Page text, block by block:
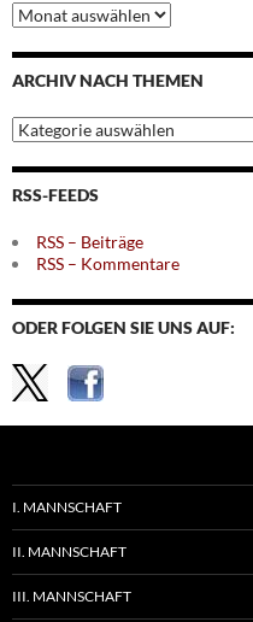
Archiv
nach
Monaten
ARCHIV NACH THEMEN
Archiv
nach
Themen
RSS-FEEDS
RSS – Beiträge
RSS – Kommentare
ODER FOLGEN SIE UNS AUF:
I. MANNSCHAFT
II. MANNSCHAFT
III. MANNSCHAFT